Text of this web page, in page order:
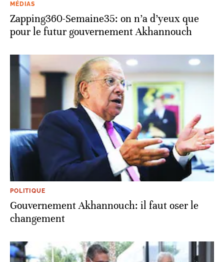
MÉDIAS
Zapping360-Semaine35: on n’a d’yeux que
pour le futur gouvernement Akhannouch
POLITIQUE
Gouvernement Akhannouch: il faut oser le
changement